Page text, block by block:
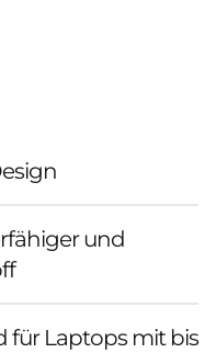
und
für Laptops mit bis